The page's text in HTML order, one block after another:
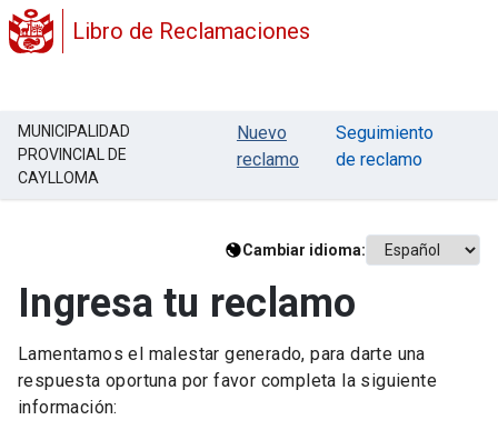
Libro de Reclamaciones
MUNICIPALIDAD
PROVINCIAL DE
CAYLLOMA
Nuevo
reclamo
Seguimiento
de reclamo
Cambiar idioma:
Ingresa tu reclamo
Lamentamos el malestar generado, para darte una
respuesta oportuna por favor completa la siguiente
información: